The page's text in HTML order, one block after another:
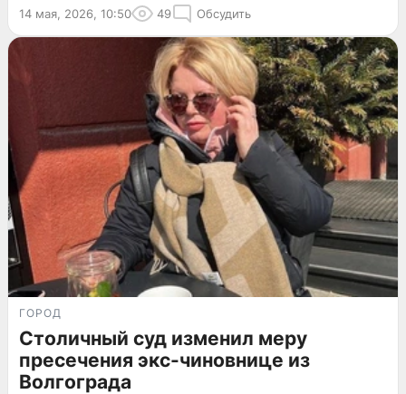
14 мая, 2026, 10:50 49 Обсудить
ГОРОД
Столичный суд изменил меру
пресечения экс-чиновнице из
Волгограда